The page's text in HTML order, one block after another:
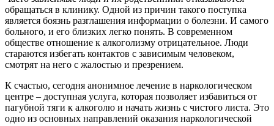
обращаться в клинику. Одной из причин такого поступка
является боязнь разглашения информации о болезни. И самого
больного, и его близких легко понять. В современном
обществе отношение к алкоголизму отрицательное. Люди
стараются избегать контактов с зависимым человеком,
смотрят на него с жалостью и презрением.
К счастью, сегодня анонимное лечение в наркологическом
центре – доступная услуга, которая позволяет избавиться от
пагубной тяги к алкоголю и начать жизнь с чистого листа. Это
одно из основных направлений оказания наркологической